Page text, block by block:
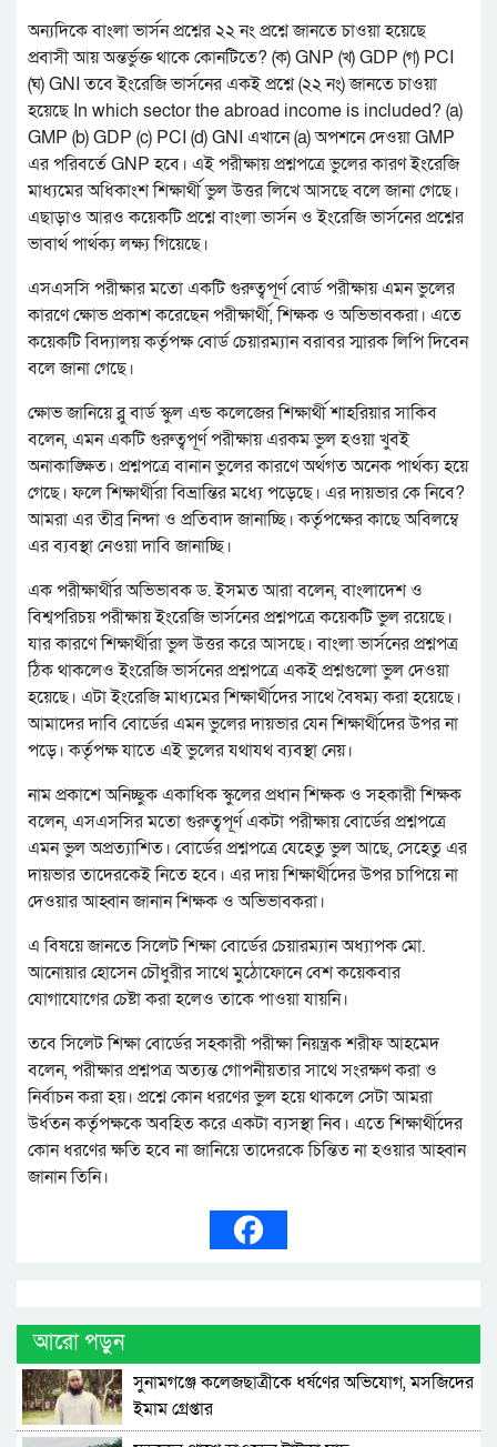
অন্যদিকে বাংলা ভার্সন প্রশ্নের ২২ নং প্রশ্নে জানতে চাওয়া হয়েছে
প্রবাসী আয় অন্তর্ভুক্ত থাকে কোনটিতে? (ক) GNP (খ) GDP (গ) PCI
(ঘ) GNI তবে ইংরেজি ভার্সনের একই প্রশ্নে (২২ নং) জানতে চাওয়া
হয়েছে In which sector the abroad income is included? (a)
GMP (b) GDP (c) PCI (d) GNI এখানে (a) অপশনে দেওয়া GMP
এর পরিবর্তে GNP হবে। এই পরীক্ষায় প্রশ্নপত্রে ভুলের কারণ ইংরেজি
মাধ্যমের অধিকাংশ শিক্ষার্থী ভুল উত্তর লিখে আসছে বলে জানা গেছে।
এছাড়াও আরও কয়েকটি প্রশ্নে বাংলা ভার্সন ও ইংরেজি ভার্সনের প্রশ্নের
ভাবার্থ পার্থক্য লক্ষ্য গিয়েছে।
এসএসসি পরীক্ষার মতো একটি গুরুত্বপূর্ণ বোর্ড পরীক্ষায় এমন ভুলের
কারণে ক্ষোভ প্রকাশ করেছেন পরীক্ষার্থী, শিক্ষক ও অভিভাবকরা। এতে
কয়েকটি বিদ্যালয় কর্তৃপক্ষ বোর্ড চেয়ারম্যান বরাবর স্মারক লিপি দিবেন
বলে জানা গেছে।
ক্ষোভ জানিয়ে ব্লু বার্ড স্কুল এন্ড কলেজের শিক্ষার্থী শাহরিয়ার সাকিব
বলেন, এমন একটি গুরুত্বপূর্ণ পরীক্ষায় এরকম ভুল হওয়া খুবই
অনাকাঙ্ক্ষিত। প্রশ্নপত্রে বানান ভুলের কারণে অর্থগত অনেক পার্থক্য হয়ে
গেছে। ফলে শিক্ষার্থীরা বিভ্রান্তির মধ্যে পড়েছে। এর দায়ভার কে নিবে?
আমরা এর তীব্র নিন্দা ও প্রতিবাদ জানাচ্ছি। কর্তৃপক্ষের কাছে অবিলম্বে
এর ব্যবস্থা নেওয়া দাবি জানাচ্ছি।
এক পরীক্ষার্থীর অভিভাবক ড. ইসমত আরা বলেন, বাংলাদেশ ও
বিশ্বপরিচয় পরীক্ষায় ইংরেজি ভার্সনের প্রশ্নপত্রে কয়েকটি ভুল রয়েছে।
যার কারণে শিক্ষার্থীরা ভুল উত্তর করে আসছে। বাংলা ভার্সনের প্রশ্নপত্র
ঠিক থাকলেও ইংরেজি ভার্সনের প্রশ্নপত্রে একই প্রশ্নগুলো ভুল দেওয়া
হয়েছে। এটা ইংরেজি মাধ্যমের শিক্ষার্থীদের সাথে বৈষম্য করা হয়েছে।
আমাদের দাবি বোর্ডের এমন ভুলের দায়ভার যেন শিক্ষার্থীদের উপর না
পড়ে। কর্তৃপক্ষ যাতে এই ভুলের যথাযথ ব্যবস্থা নেয়।
নাম প্রকাশে অনিচ্ছুক একাধিক স্কুলের প্রধান শিক্ষক ও সহকারী শিক্ষক
বলেন, এসএসসির মতো গুরুত্বপূর্ণ একটা পরীক্ষায় বোর্ডের প্রশ্নপত্রে
এমন ভুল অপ্রত্যাশিত। বোর্ডের প্রশ্নপত্রে যেহেতু ভুল আছে, সেহেতু এর
দায়ভার তাদেরকেই নিতে হবে। এর দায় শিক্ষার্থীদের উপর চাপিয়ে না
দেওয়ার আহ্বান জানান শিক্ষক ও অভিভাবকরা।
এ বিষয়ে জানতে সিলেট শিক্ষা বোর্ডের চেয়ারম্যান অধ্যাপক মো.
আনোয়ার হোসেন চৌধুরীর সাথে মুঠোফোনে বেশ কয়েকবার
যোগাযোগের চেষ্টা করা হলেও তাকে পাওয়া যায়নি।
তবে সিলেট শিক্ষা বোর্ডের সহকারী পরীক্ষা নিয়ন্ত্রক শরীফ আহমেদ
বলেন, পরীক্ষার প্রশ্নপত্র অত্যন্ত গোপনীয়তার সাথে সংরক্ষণ করা ও
নির্বাচন করা হয়। প্রশ্নে কোন ধরণের ভুল হয়ে থাকলে সেটা আমরা
উর্ধতন কর্তৃপক্ষকে অবহিত করে একটা ব্যসস্থা নিব। এতে শিক্ষার্থীদের
কোন ধরণের ক্ষতি হবে না জানিয়ে তাদেরকে চিন্তিত না হওয়ার আহ্বান
জানান তিনি।
আরো পড়ুন
সুনামগঞ্জে কলেজছাত্রীকে ধর্ষণের অভিযোগ, মসজিদের
ইমাম গ্রেপ্তার